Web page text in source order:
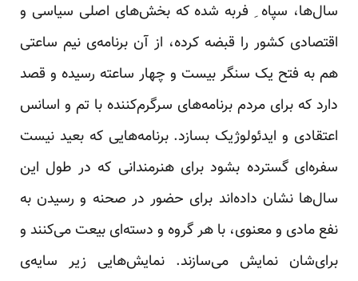
سال‌ها، سپاه ِ فربه شده که بخش‌های اصلی سیاسی و
اقتصادی کشور را قبضه کرده، از آن برنامه‌ی نیم ساعتی
هم به فتح یک سنگر بیست و چهار ساعته رسیده و قصد
دارد که برای مردم برنامه‌های سرگرم‌کننده با تم و اسانس
اعتقادی و ایدئولوژیک بسازد. برنامه‌هایی که بعید نیست
سفره‌ای گسترده بشود برای هنرمندانی که در طول این
سال‌ها نشان داده‌اند برای حضور در صحنه و رسیدن به
نفع مادی و معنوی، با هر گروه و دسته‌ای بیعت می‌کنند و
برای‌شان نمایش می‌سازند. نمایش‌هایی زیر سایه‌ی